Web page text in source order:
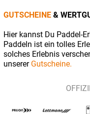
GUTSCHEINE &
Hier kannst Du Paddel-
Paddeln ist ein tolles
solches Erlebnis
unserer Gutscheine.